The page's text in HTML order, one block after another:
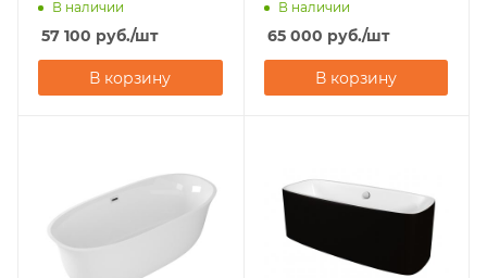
В наличии
57 100 руб./шт
В корзину
В наличии
65 000 руб./шт
В корзину